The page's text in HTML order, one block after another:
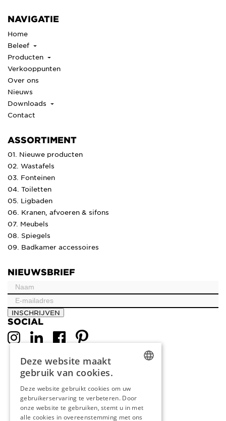
NAVIGATIE
Home
Beleef
Producten
Verkooppunten
Over ons
Nieuws
Downloads
Contact
ASSORTIMENT
01. Nieuwe producten
02. Wastafels
03. Fonteinen
04. Toiletten
05. Ligbaden
06. Kranen, afvoeren & sifons
07. Meubels
08. Spiegels
09. Badkamer accessoires
NIEUWSBRIEF
INSCHRIJVEN
SOCIAL
ENGLISH
FRENCH
Deze website maakt
gebruik van cookies.
Deze website gebruikt cookies om uw
gebruikerservaring te verbeteren. Door
onze website te gebruiken, stemt u in met
alle cookies in overeenstemming met ons